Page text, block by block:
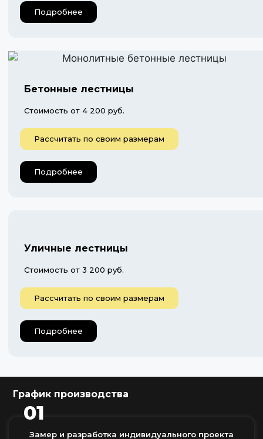
Подробнее
Бетонные лестницы
Стоимость от 4 200 руб.
Рассчитать по своим размерам
Подробнее
Уличные лестницы
Стоимость от 3 200 руб.
Рассчитать по своим размерам
Подробнее
График производства
01
Замер и разработка индивидуального проекта